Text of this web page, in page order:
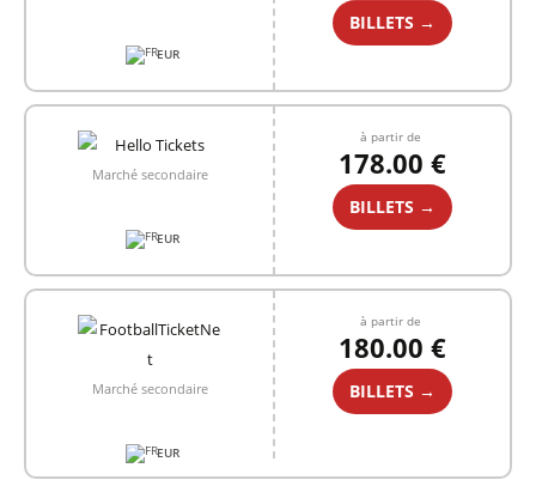
EUR
BILLETS →
Marché secondaire
EUR
à partir de
178.00 €
BILLETS →
Marché secondaire
EUR
à partir de
180.00 €
BILLETS →